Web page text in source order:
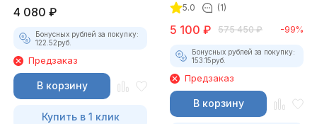
4 080 ₽
Бонусных рублей за покупку:
122.52руб.
Предзаказ
В корзину
Купить в 1 клик
5.0 (1)
5 100 ₽ 575 450 ₽ -99%
Бонусных рублей за покупку:
153.15руб.
Предзаказ
В корзину